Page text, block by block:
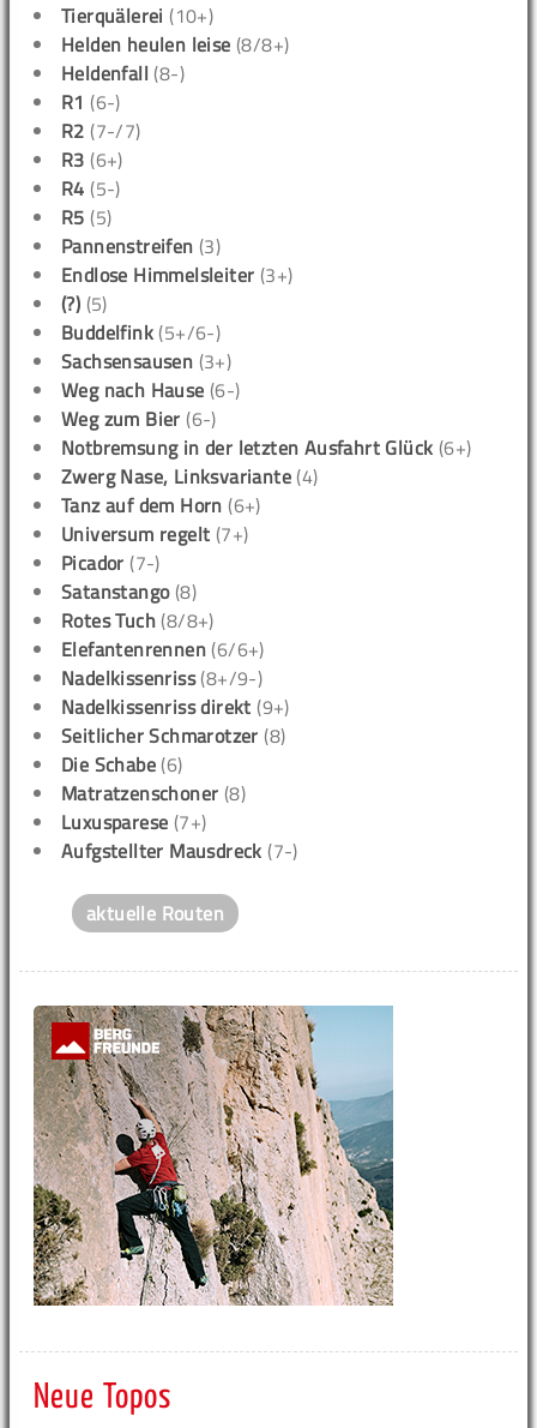
Tierquälerei (10+)
Helden heulen leise (8/8+)
Heldenfall (8-)
R1 (6-)
R2 (7-/7)
R3 (6+)
R4 (5-)
R5 (5)
Pannenstreifen (3)
Endlose Himmelsleiter (3+)
(?) (5)
Buddelfink (5+/6-)
Sachsensausen (3+)
Weg nach Hause (6-)
Weg zum Bier (6-)
Notbremsung in der letzten Ausfahrt Glück (6+)
Zwerg Nase, Linksvariante (4)
Tanz auf dem Horn (6+)
Universum regelt (7+)
Picador (7-)
Satanstango(8)
Rotes Tuch (8/8+)
Elefantenrennen (6/6+)
Nadelkissenriss(8+/9-)
Nadelkissenriss direkt (9+)
Seitlicher Schmarotzer (8)
Die Schabe (6)
Matratzenschoner (8)
Luxusparese (7+)
Aufgstellter Mausdreck (7-)
aktuelle Routen
Neue Topos